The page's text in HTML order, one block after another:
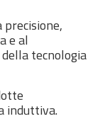
e al
tecnologia
induttiva.